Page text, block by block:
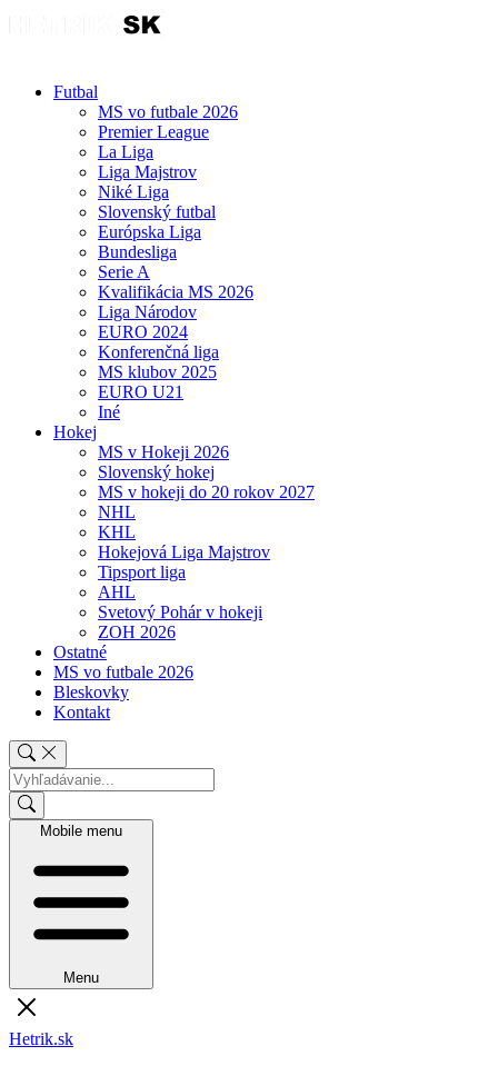
Futbal
MS vo futbale 2026
Premier League
La Liga
Liga Majstrov
Niké Liga
Slovenský futbal
Európska Liga
Bundesliga
Serie A
Kvalifikácia MS 2026
Liga Národov
EURO 2024
Konferenčná liga
MS klubov 2025
EURO U21
Iné
Hokej
MS v Hokeji 2026
Slovenský hokej
MS v hokeji do 20 rokov 2027
NHL
KHL
Hokejová Liga Majstrov
Tipsport liga
AHL
Svetový Pohár v hokeji
ZOH 2026
Ostatné
MS vo futbale 2026
Bleskovky
Kontakt
Mobile menu
Menu
Hetrik.sk